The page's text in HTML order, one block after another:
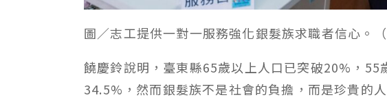
圖／志工提供一對一服務強化銀髮族求職者信心。（
饒慶鈴說明，臺東縣65歲以上人口已突破20%，55
34.5%，然而銀髮族不是社會的負擔，而是珍貴的